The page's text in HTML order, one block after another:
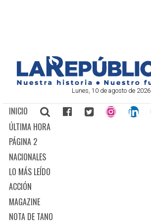
Lunes, 10 de agosto de 2026
INICIO
ÚLTIMA HORA
PÁGINA 2
NACIONALES
LO MÁS LEÍDO
ACCIÓN
MAGAZINE
NOTA DE TANO